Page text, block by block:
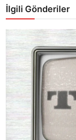
İlgili Gönderiler